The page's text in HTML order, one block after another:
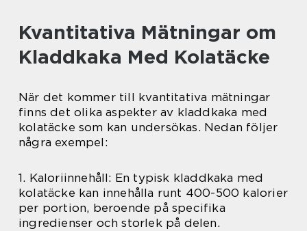
Kvantitativa Mätningar om
Kladdkaka Med Kolatäcke
När det kommer till kvantitativa mätningar
finns det olika aspekter av kladdkaka med
kolatäcke som kan undersökas. Nedan följer
några exempel:
1. Kaloriinnehåll: En typisk kladdkaka med
kolatäcke kan innehålla runt 400-500 kalorier
per portion, beroende på specifika
ingredienser och storlek på delen.